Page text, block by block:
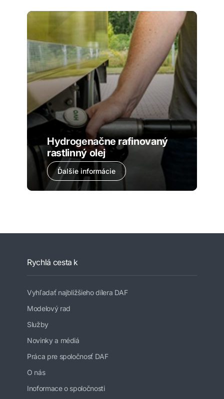
Hydrogenačne rafinovaný
rastlinný olej
Ďalšie informácie
Rychlá cesta k
Vyhľadať najbližšieho dílera DAF
Modelový rad
Služby
Novinky a médiá
Práca pre spoločnosť DAF
O nás
Inoformace o spoločnosti